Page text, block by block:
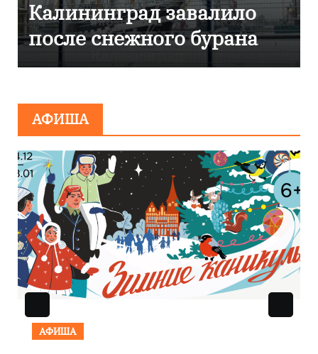
завалило
бурана
Калининграде
эвакуировали
сообщения о
АФИША
АФИША